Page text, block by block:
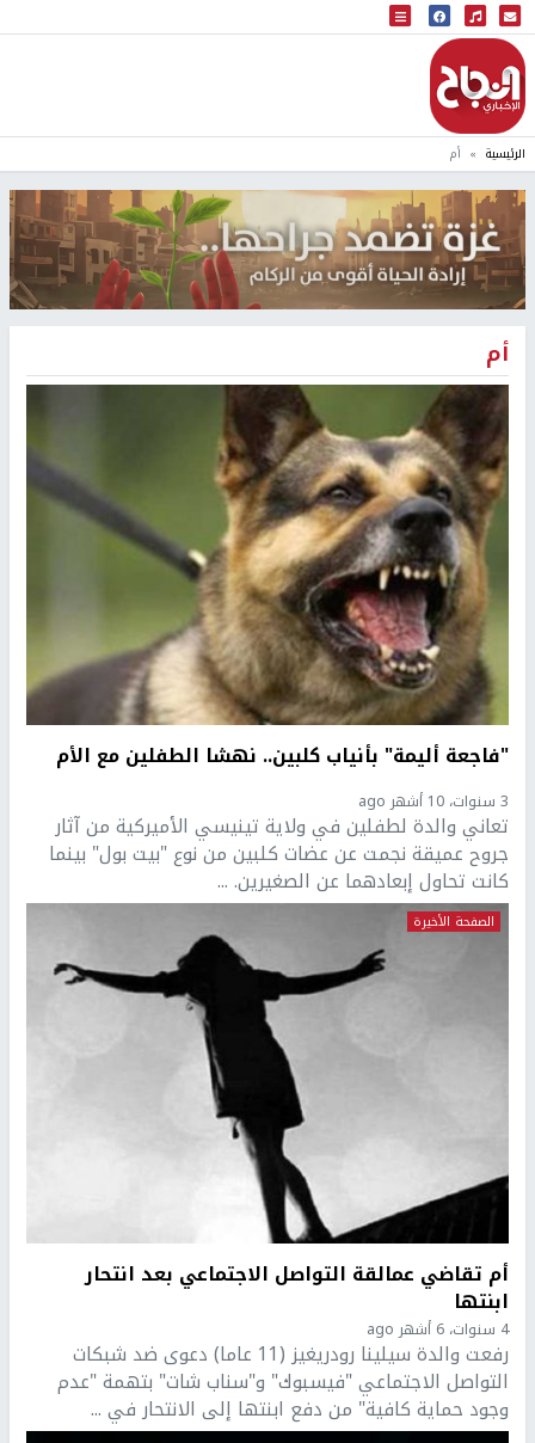
البث المباشر
إذاعة النجاح
الرئيسية أم
أم
"فاجعة أليمة" بأنياب كلبين.. نهشا الطفلين مع الأم
3 سنوات، 10 أشهر ago
تعاني والدة لطفلين في ولاية تينيسي الأميركية من آثار
جروح عميقة نجمت عن عضات كلبين من نوع "بيت بول" بينما
كانت تحاول إبعادهما عن الصغيرين. ...
الصفحة الأخيرة
أم تقاضي عمالقة التواصل الاجتماعي بعد انتحار
ابنتها
4 سنوات، 6 أشهر ago
رفعت والدة سيلينا رودريغيز (11 عاما) دعوى ضد شبكات
التواصل الاجتماعي "فيسبوك" و"سناب شات" بتهمة "عدم
وجود حماية كافية" من دفع ابنتها إلى الانتحار في ...